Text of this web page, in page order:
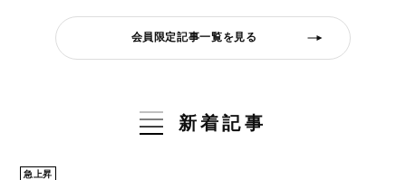
会員限定記事一覧を見る
新着記事
急上昇